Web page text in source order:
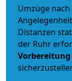
Umzüge
Distanzen
der Ruhr